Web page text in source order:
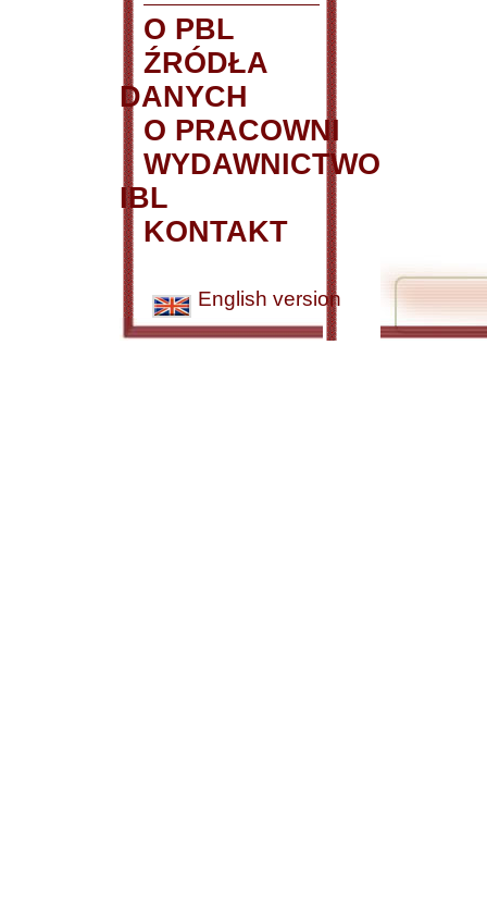
O PBL
ŹRÓDŁA
DANYCH
O PRACOWNI
WYDAWNICTWO
IBL
KONTAKT
English version